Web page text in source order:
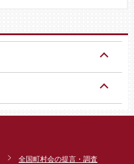
全国町村会の提言・調査